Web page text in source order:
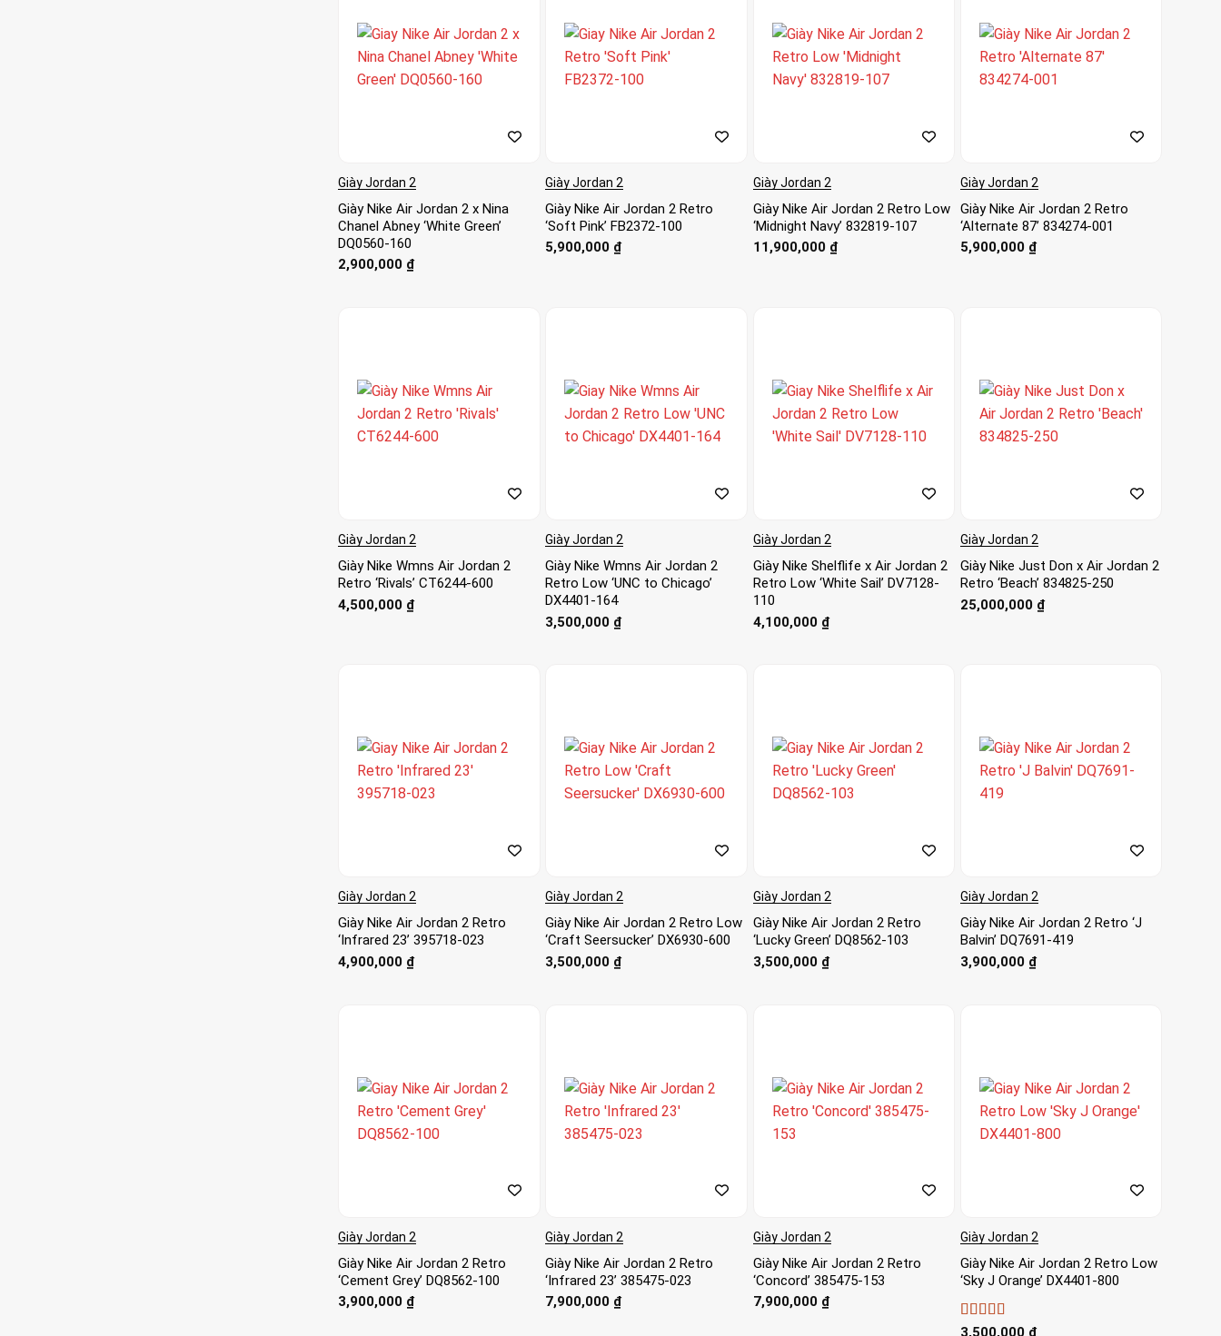
Giày Jordan 2
Giày Nike Air Jordan 2 x Nina
Chanel Abney ‘White Green’
DQ0560-160
2,900,000 ₫
Giày Jordan 2
Giày Nike Air Jordan 2 Retro
‘Soft Pink’ FB2372-100
5,900,000 ₫
Giày Jordan 2
Giày Nike Air Jordan 2 Retro Low
‘Midnight Navy’ 832819-107
11,900,000 ₫
Giày Jordan 2
Giày Nike Air Jordan 2 Retro
‘Alternate 87’ 834274-001
5,900,000 ₫
Giày Jordan 2
Giày Nike Wmns Air Jordan 2
Retro ‘Rivals’ CT6244-600
4,500,000 ₫
Giày Jordan 2
Giày Nike Wmns Air Jordan 2
Retro Low ‘UNC to Chicago’
DX4401-164
3,500,000 ₫
Giày Jordan 2
Giày Nike Shelflife x Air Jordan 2
Retro Low ‘White Sail’ DV7128-
110
4,100,000 ₫
Giày Jordan 2
Giày Nike Just Don x Air Jordan 2
Retro ‘Beach’ 834825-250
25,000,000 ₫
Giày Jordan 2
Giày Nike Air Jordan 2 Retro
‘Infrared 23’ 395718-023
4,900,000 ₫
Giày Jordan 2
Giày Nike Air Jordan 2 Retro Low
‘Craft Seersucker’ DX6930-600
3,500,000 ₫
Giày Jordan 2
Giày Nike Air Jordan 2 Retro
‘Lucky Green’ DQ8562-103
3,500,000 ₫
Giày Jordan 2
Giày Nike Air Jordan 2 Retro ‘J
Balvin’ DQ7691-419
3,900,000 ₫
Giày Jordan 2
Giày Nike Air Jordan 2 Retro
‘Cement Grey’ DQ8562-100
3,900,000 ₫
Giày Jordan 2
Giày Nike Air Jordan 2 Retro
‘Infrared 23’ 385475-023
7,900,000 ₫
Giày Jordan 2
Giày Nike Air Jordan 2 Retro
‘Concord’ 385475-153
7,900,000 ₫
Giày Jordan 2
Giày Nike Air Jordan 2 Retro Low
‘Sky J Orange’ DX4401-800
Được xếp
3,500,000 ₫